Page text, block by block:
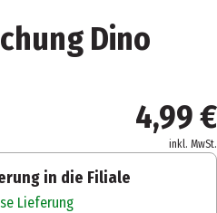
Dino
4,99 €
inkl. MwSt.
in die Filiale
Lieferung